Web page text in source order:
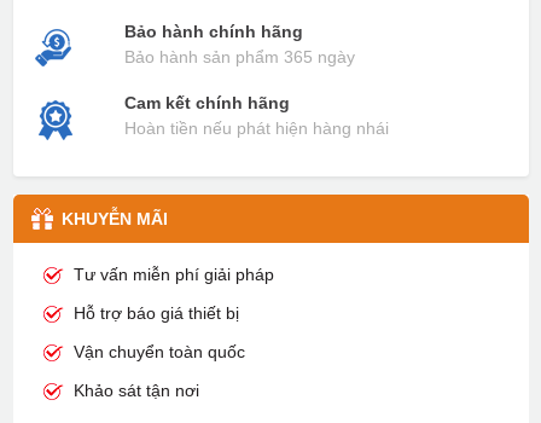
Bảo hành chính hãng
Bảo hành sản phẩm 365 ngày
Cam kết chính hãng
Hoàn tiền nếu phát hiện hàng nhái
KHUYỄN MÃI
Tư vấn miễn phí giải pháp
Hỗ trợ báo giá thiết bị
Vận chuyển toàn quốc
Khảo sát tận nơi